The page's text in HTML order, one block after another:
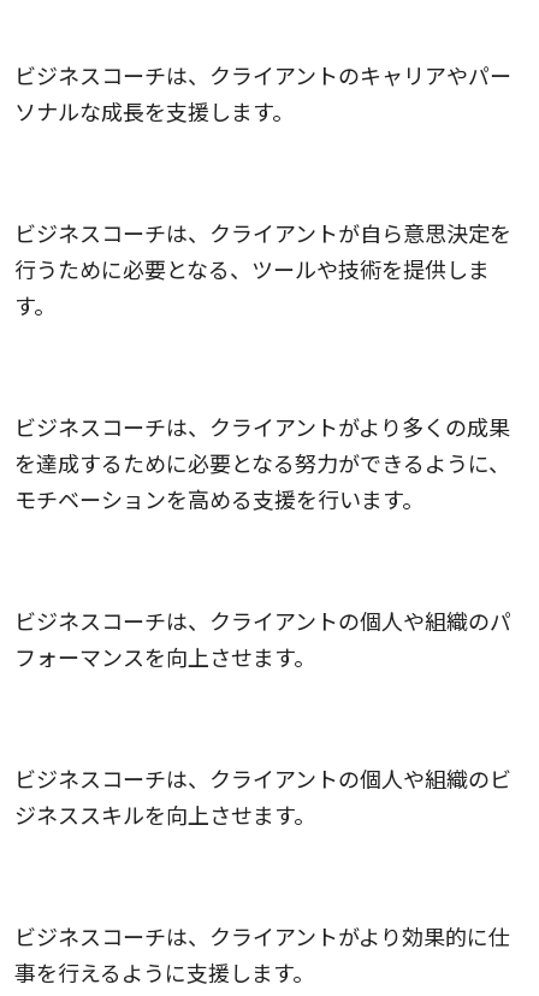
ビジネスコーチは、クライアントのキャリアやパー
ソナルな成長を支援します。
ビジネスコーチは、クライアントが自ら意思決定を
行うために必要となる、ツールや技術を提供しま
す。
ビジネスコーチは、クライアントがより多くの成果
を達成するために必要となる努力ができるように、
モチベーションを高める支援を行います。
ビジネスコーチは、クライアントの個人や組織のパ
フォーマンスを向上させます。
ビジネスコーチは、クライアントの個人や組織のビ
ジネススキルを向上させます。
ビジネスコーチは、クライアントがより効果的に仕
事を行えるように支援します。